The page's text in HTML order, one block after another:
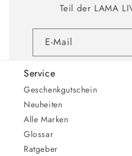
Teil der LAMA
E-Mail
Service
Geschenkgutschein
Neuheiten
Alle Marken
Glossar
Ratgeber